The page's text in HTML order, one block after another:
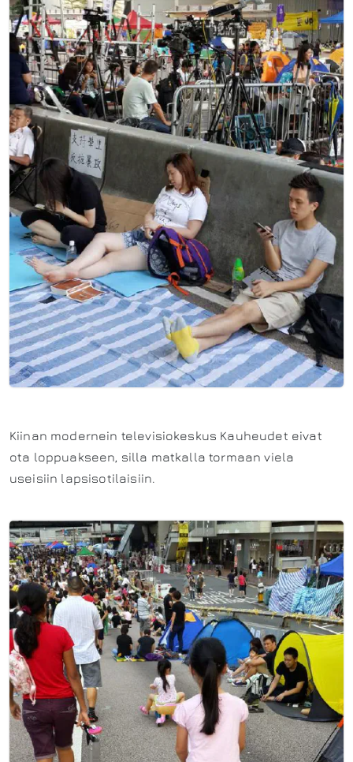
Kiinan modernein televisiokeskus Kauheudet eivat
ota loppuakseen, silla matkalla tormaan viela
useisiin lapsisotilaisiin.